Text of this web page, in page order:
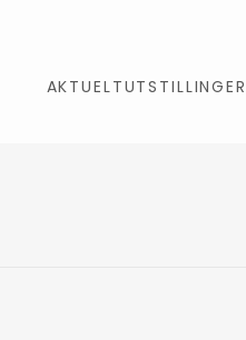
AKTUELTUTSTILLINGER